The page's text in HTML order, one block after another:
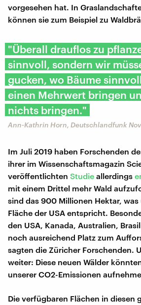
vorgesehen hat. In
können sie zum Beispiel zu
"Überall drauflos zu
sinnvoll, sondern wir
gucken, wo Bäume
einen Mehrwert bringen
nichts bringen."
Ann-Kathrin Horn, Deutschlandfunk
Im Juli 2019 haben Forschenden
ihrer im Wissenschaftsmagazin
veröffentlichten Studie allerdings
mit einem Drittel mehr Wald
sind das 900 Millionen Hektar,
Fläche der USA entspricht.
den USA, Kanada, Australien,
noch ausreichend Platz zum
sagten die Züricher Forschenden.
weiter: Diese neuen Wälder
unserer CO2-Emissionen
Die verfügbaren Flächen in diesen